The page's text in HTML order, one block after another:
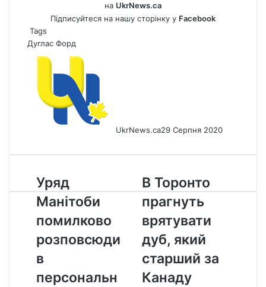
на UkrNews.ca
Підписуйтеся на нашу сторінку у Facebook
Tags
Дуглас Форд
UkrNews.ca29 Серпня 2020
Уряд
Манітоби
помилково
розповсюдив
персональну
інформацію
9
тисяч
клієнтів
Уряд
Манітоби
помилково
розповсюди
в
персональн
В
Торонто
прагнуть
врятувати
дуб,
який
старший
за
Канаду
В Торонто
прагнуть
врятувати
дуб, який
старший за
Канаду